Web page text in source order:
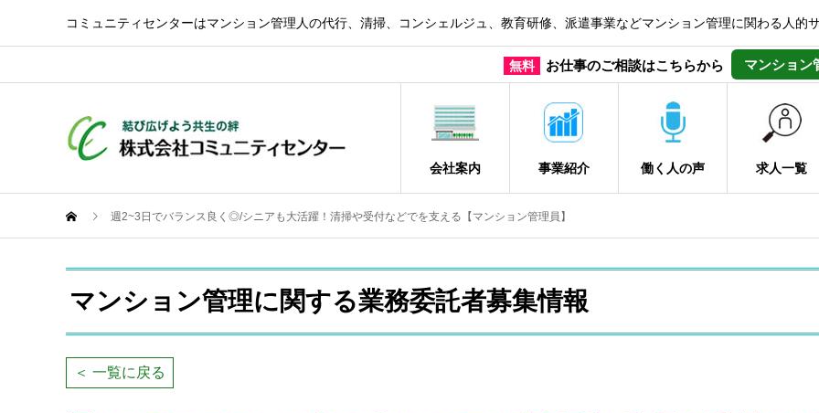
コミュニティセンターはマンション管理人の代行、清掃、コンシェルジュ、教育研修、派遣事業などマンション管理に関わる人的
無料 お仕事のご相談はこちらから マンション
会社案内 事業紹介 働く人の声 求人一覧
週2~3日でバランス良く◎/シニアも大活躍！清掃や受付などでを支える【マンション管理員】
マンション管理に関する業務委託者募集情報
＜ 一覧に戻る